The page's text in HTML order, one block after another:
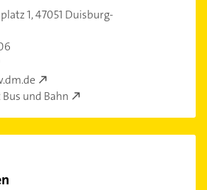
1,47051 Duisburg-
und Bahn